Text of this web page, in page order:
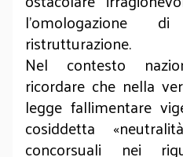
ristrutturazione.
Nel contesto
ricordare che nella
legge fallimentare
cosiddetta
concorsuali nei